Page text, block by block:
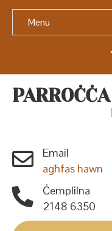
Menu
Email
agħfas hawn
Ċemplilna
2148 6350